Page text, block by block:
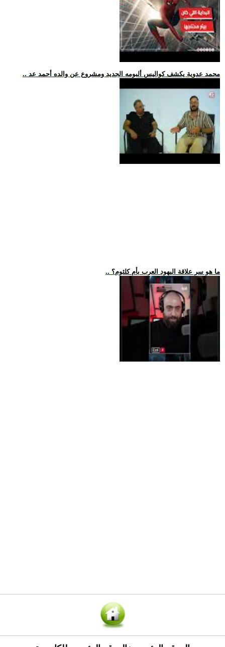
.. محمد عدوية يكشف كواليس ألبومه الجديد ومشروع عن والده أحمد عد
.. ما هو سر علاقة اليهود العرب بأم كلثوم؟